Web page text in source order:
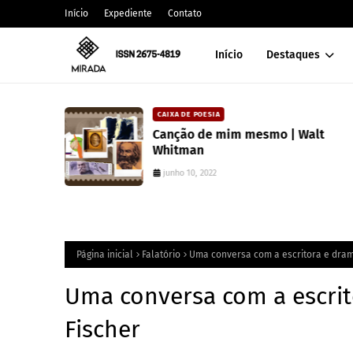
Início Expediente Contato
Início Destaques
CAIXA DE POESIA
Canção de mim mesmo | Walt
Whitman
junho 10, 2022
Página inicial Falatório Uma conversa com a escritora e
Uma conversa com a
Fischer